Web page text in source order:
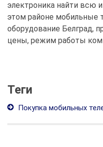
электроника найти всю
этом районе мобильные
оборудование Белград,
цены, режим работы
Теги
Покупка мобильных